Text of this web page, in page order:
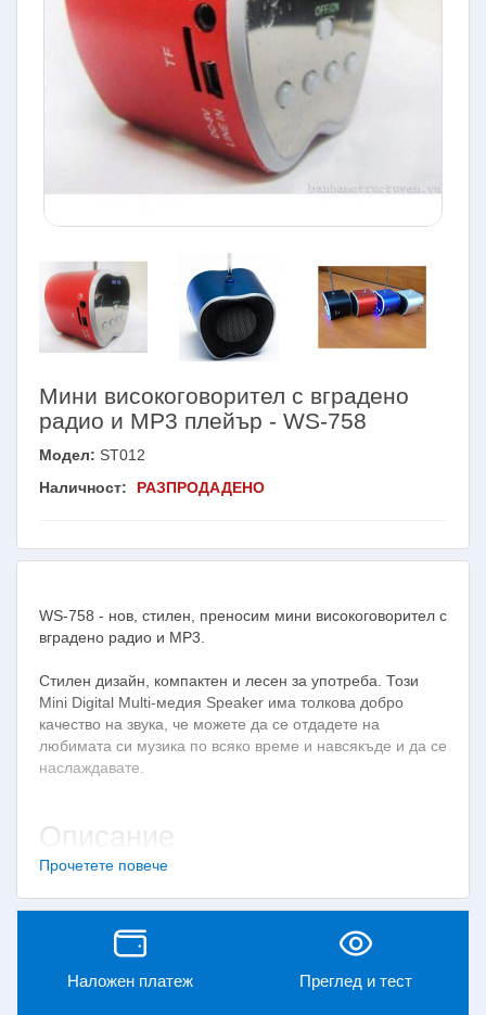
Мини високоговорител с вградено
радио и МР3 плейър - WS-758
Модел: ST012
Наличност:
РАЗПРОДАДЕНО
WS-758 - нов, стилен, преносим мини високоговорител с
вградено радио и МР3.
Стилен дизайн, компактен и лесен за употреба. Този
Mini Digital Multi-медия Speaker има толкова добро
качество на звука, че можете да се отдадете на
любимата си музика по всяко време и навсякъде и да се
наслаждавате.
Описание
Портативен мини цифров говорител.
Популярен и стилен дизайн.
Доброто качество на звука ви позволява да се
отдадете на любимата си музика.
Можете да слушате FM радио, МР3/WMA от микро
Прочетете повече
Наложен платеж Преглед и тест